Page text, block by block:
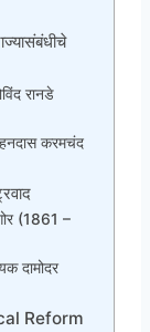
रानडे
करमचंद
(1861 –
दामोदर
Reform